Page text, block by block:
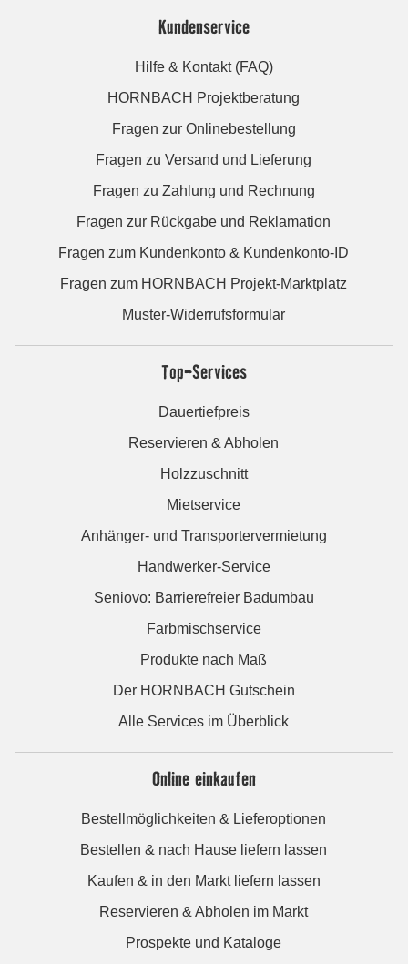
Kundenservice
Hilfe & Kontakt (FAQ)
HORNBACH Projektberatung
Fragen zur Onlinebestellung
Fragen zu Versand und Lieferung
Fragen zu Zahlung und Rechnung
Fragen zur Rückgabe und Reklamation
Fragen zum Kundenkonto & Kundenkonto-ID
Fragen zum HORNBACH Projekt-Marktplatz
Muster-Widerrufsformular
Top-Services
Dauertiefpreis
Reservieren & Abholen
Holzzuschnitt
Mietservice
Anhänger- und Transportervermietung
Handwerker-Service
Seniovo: Barrierefreier Badumbau
Farbmischservice
Produkte nach Maß
Der HORNBACH Gutschein
Alle Services im Überblick
Online einkaufen
Bestellmöglichkeiten & Lieferoptionen
Bestellen & nach Hause liefern lassen
Kaufen & in den Markt liefern lassen
Reservieren & Abholen im Markt
Prospekte und Kataloge